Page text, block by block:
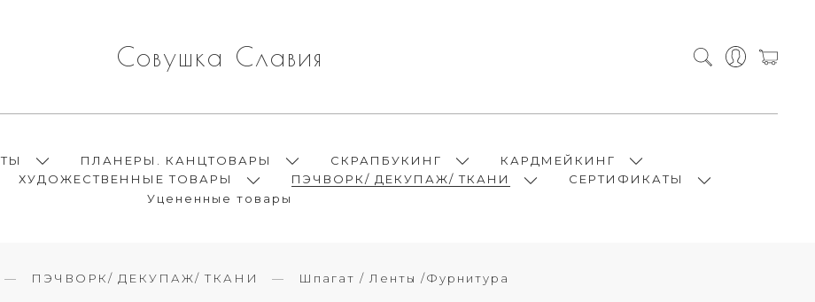
Совушка Славия
ПЛАНЕРЫ. КАНЦТОВАРЫ СКРАПБУКИНГ
КАРДМЕЙКИНГ
ХУДОЖЕСТВЕННЫЕ ТОВАРЫ ПЭЧВОРК/ ДЕКУПАЖ/ ТКАНИ
СЕРТИФИКАТЫ
Уцененные товары
ПЭЧВОРК/ ДЕКУПАЖ/ ТКАНИ Шпагат / Ленты /Фурнитура